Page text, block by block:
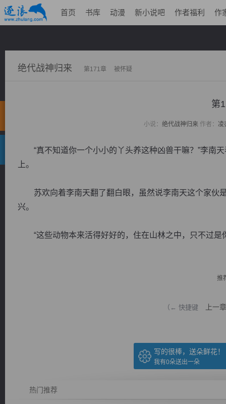
首页 书库 动漫 新小说吧 作者福利 作
绝代战神归来 第171章 被怀疑
第
小说： 绝代战神归来作者： 凌
“真不知道你一个小小的丫头养这种凶兽干嘛？”李南
上。
苏欢向着李南天翻了翻白眼，虽然说李南天这个家伙
兴。
“这些动物本来活得好好的，住在山林之中，只不过是
推
（← 快捷键 上一章
写的很棒，送朵鲜花！
我有0朵送出一朵
热门推荐